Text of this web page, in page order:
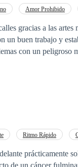
Amor Prohibido
gracias a las artes
un buen trabajo y
con un peligroso
una tentación para
sin conocerlas,
Ritmo Rápido
de un cáncer